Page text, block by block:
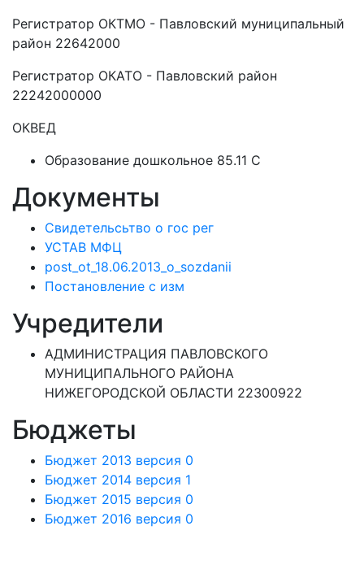
Регистратор ОКТМО - Павловский муниципальный
район 22642000
Регистратор ОКАТО - Павловский район
22242000000
ОКВЕД
Образование дошкольное 85.11 C
Документы
Свидетельсьтво о гос рег
УСТАВ МФЦ
post_ot_18.06.2013_o_sozdanii
Постановление с изм
Учредители
АДМИНИСТРАЦИЯ ПАВЛОВСКОГО
МУНИЦИПАЛЬНОГО РАЙОНА
НИЖЕГОРОДСКОЙ ОБЛАСТИ 22300922
Бюджеты
Бюджет 2013 версия 0
Бюджет 2014 версия 1
Бюджет 2015 версия 0
Бюджет 2016 версия 0